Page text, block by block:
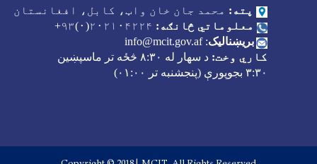
پته: محمد جان خان واټ، کابل، افغانستان
معلوماتي څانګه:
بریښنالیک:
info@mcit.gov.af
کاري وخت: د سهار له ۸:۳۰ څځه تر ماسپښین
۳:۳۰ بجوپورې (پنجشنبه تر ۰۱:۰۰)